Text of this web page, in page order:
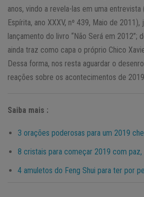
anos, vindo a revela-las em uma entrevista
Espírita, ano XXXV, nº 439, Maio de 2011),
lançamento do livro “Não Será em 2012”;
ainda traz como capa o próprio Chico
Dessa forma, nos resta aguardar o
reações sobre os acontecimentos de 2019.
Saiba mais :
3 orações poderosas para um 2019
8 cristais para começar 2019 com
4 amuletos do Feng Shui para ter por